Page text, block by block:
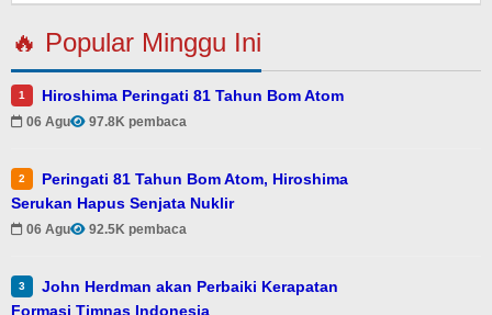
🔥 Popular Minggu Ini
1 Hiroshima Peringati 81 Tahun Bom Atom
06 Agu 97.8K pembaca
2
Peringati 81 Tahun Bom Atom, Hiroshima
Serukan Hapus Senjata Nuklir
06 Agu 92.5K pembaca
3
John Herdman akan Perbaiki Kerapatan
Formasi Timnas Indonesia